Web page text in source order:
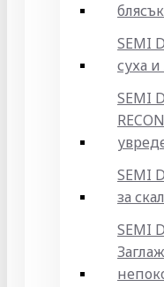
SEMI
суха
SEMI
SEMI
за
SEMI